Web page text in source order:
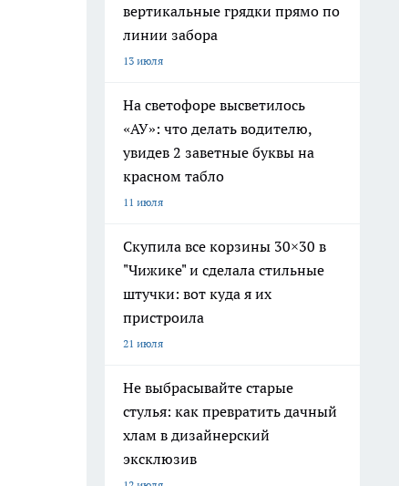
вертикальные грядки прямо по
линии забора
13 июля
На светофоре высветилось
«АУ»: что делать водителю,
увидев 2 заветные буквы на
красном табло
11 июля
Скупила все корзины 30×30 в
"Чижике" и сделала стильные
штучки: вот куда я их
пристроила
21 июля
Не выбрасывайте старые
стулья: как превратить дачный
хлам в дизайнерский
эксклюзив